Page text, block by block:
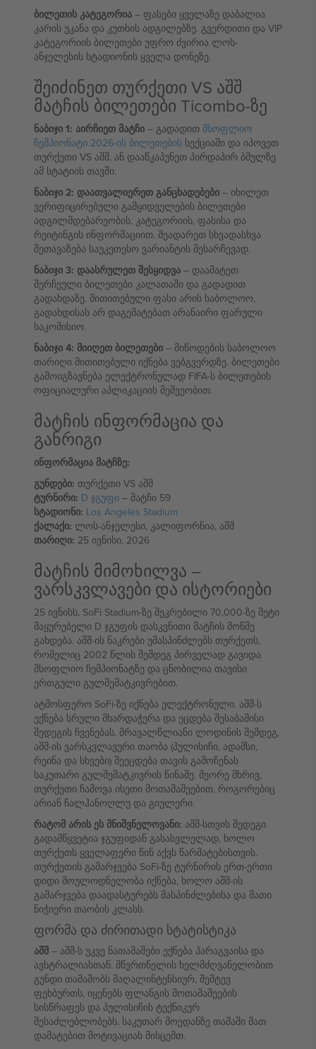
ბილეთის კატეგორია – ფასები ყველაზე დაბალია
კარის უკანა და კუთხის ადგილებზე. გვერდითი და VIP
კატეგორიის ბილეთები უფრო ძვირია ლოს-
ანჯელესის სტადიონის ყველა დონეზე.
შეიძინეთ თურქეთი VS აშშ
მატჩის ბილეთები Ticombo-ზე
ნაბიჯი 1: აირჩიეთ მატჩი – გადადით მსოფლიო
ჩემპიონატი 2026-ის ბილეთების სექციაში და იპოვეთ
თურქეთი VS აშშ, ან დააწკაპუნეთ პირდაპირ ბმულზე
ამ სტატიის თავში.
ნაბიჯი 2: დაათვალიერეთ განცხადებები – იხილეთ
ვერიფიცირებული გამყიდველების ბილეთები
ადგილმდებარეობის, კატეგორიის, ფასისა და
რეიტინგის ინფორმაციით. შეადარეთ სხვადასხვა
შეთავაზება საუკეთესო ვარიანტის შესარჩევად.
ნაბიჯი 3: დაასრულეთ შესყიდვა – დაამატეთ
შერჩეული ბილეთები კალათაში და გადადით
გადახდაზე. მითითებული ფასი არის საბოლოო,
გადახდისას არ დაგემატებათ არანაირი ფარული
საკომისიო.
ნაბიჯი 4: მიიღეთ ბილეთები – მიწოდების საბოლოო
თარიღი მითითებული იქნება ვებგვერდზე. ბილეთები
გამოიგზავნება ელექტრონულად FIFA-ს ბილეთების
ოფიციალური აპლიკაციის მეშვეობით.
მატჩის ინფორმაცია და
განრიგი
ინფორმაცია მატჩზე:
გუნდები: თურქეთი VS აშშ
ტურნირი: D ჯგუფი – მატჩი 59
სტადიონი: Los Angeles Stadium
ქალაქი: ლოს-ანჯელესი, კალიფორნია, აშშ
თარიღი: 25 ივნისი, 2026
მატჩის მიმოხილვა –
ვარსკვლავები და ისტორიები
25 ივნისს, SoFi Stadium-ზე შეკრებილი 70,000-ზე მეტი
მაყურებელი D ჯგუფის დასკვნითი მატჩის მოწმე
გახდება. აშშ-ის ნაკრები უმასპინძლებს თურქეთს,
რომელიც 2002 წლის შემდეგ პირველად გავიდა
მსოფლიო ჩემპიონატზე და ცნობილია თავისი
ერთგული გულშემატკივრებით.
ატმოსფერო SoFi-ზე იქნება ელექტრონული. აშშ-ს
ექნება სრული მხარდაჭერა და ეცდება შესაბამისი
შედეგის ჩვენებას. მრავალწლიანი ლოდინის შემდეგ,
აშშ-ის ვარსკვლავური თაობა (პულისიჩი, ადამსი,
რეინა და სხვები) შეეცდება თავის გამოჩენას
საკუთარი გულშემატკივრის წინაშე. მეორე მხრივ,
თურქეთი ჩამოვა ისეთი მოთამაშეებით, როგორებიც
არიან ჩალჰანოღლუ და გიულერი.
რატომ არის ეს მნიშვნელოვანი: აშშ-სთვის შედეგი
გადამწყვეტია ჯგუფიდან გასასვლელად, ხოლო
თურქეთს ყველაფერი წინ აქვს წარმატებისთვის.
თურქეთის გამარჯვება SoFi-ზე ტურნირის ერთ-ერთი
დიდი მოულოდნელობა იქნება, ხოლო აშშ-ის
გამარჯვება დაადასტურებს მასპინძლებისა და მათი
ნიჭიერი თაობის კლასს.
ფორმა და ძირითადი სტატისტიკა
აშშ – აშშ-ს უკვე ნათამაშები ექნება პარაგვაისა და
ავსტრალიასთან. მწვრთნელის ხელმძღვანელობით
გუნდი თამაშობს მაღალინტენსიურ, შემტევ
ფეხბურთს, იყენებს ფლანგის მოთამაშეების
სისწრაფეს და პულისიჩის ტექნიკურ
შესაძლებლობებს. საკუთარ მოედანზე თამაში მათ
დამატებით მოტივაციას მისცემთ.